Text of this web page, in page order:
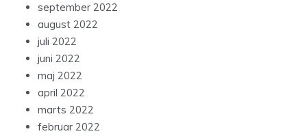
september 2022
august 2022
juli 2022
juni 2022
maj 2022
april 2022
marts 2022
februar 2022